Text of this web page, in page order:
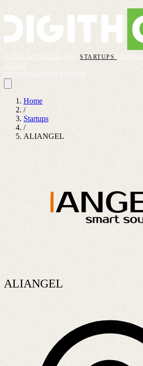
FAQSTARTUPS VIDEOS
Home
/
Startups
/
ALIANGEL
ALIANGEL